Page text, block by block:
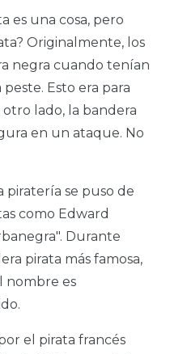
es una cosa, pero
Originalmente, los
negra cuando tenían
Esto era para
lado, la bandera
en un ataque. No
piratería se puso de
como Edward
Durante
pirata más famosa,
nombre es
el pirata francés